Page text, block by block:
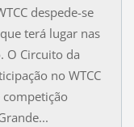
despede-se
terá lugar nas
O Circuito da
no WTCC